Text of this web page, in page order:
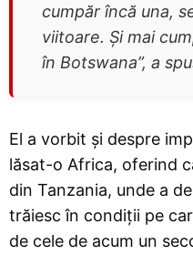
cumpăr încă una,
viitoare. Și mai
în Botswana”, a
El a vorbit și despre
lăsat-o Africa, oferind
din Tanzania, unde a
trăiesc în condiții pe
de cele de acum un